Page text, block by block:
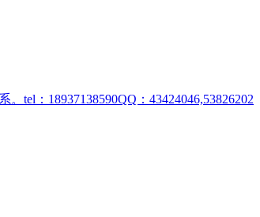
tel：18937138590QQ：43424046,53826202